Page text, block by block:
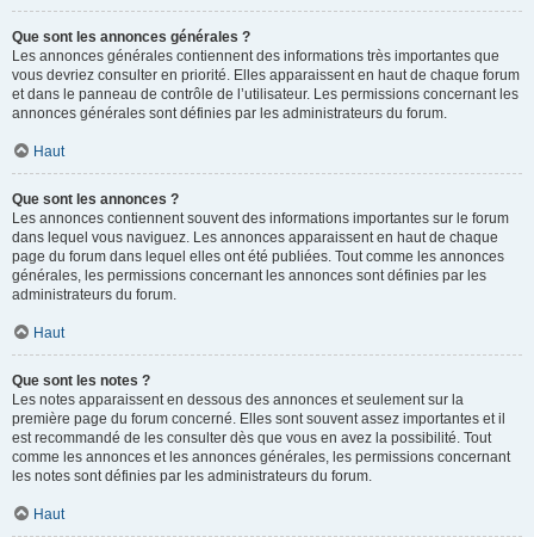
Que sont les annonces générales ?
Les annonces générales contiennent des informations très importantes que
vous devriez consulter en priorité. Elles apparaissent en haut de chaque forum
et dans le panneau de contrôle de l’utilisateur. Les permissions concernant les
annonces générales sont définies par les administrateurs du forum.
Haut
Que sont les annonces ?
Les annonces contiennent souvent des informations importantes sur le forum
dans lequel vous naviguez. Les annonces apparaissent en haut de chaque
page du forum dans lequel elles ont été publiées. Tout comme les annonces
générales, les permissions concernant les annonces sont définies par les
administrateurs du forum.
Haut
Que sont les notes ?
Les notes apparaissent en dessous des annonces et seulement sur la
première page du forum concerné. Elles sont souvent assez importantes et il
est recommandé de les consulter dès que vous en avez la possibilité. Tout
comme les annonces et les annonces générales, les permissions concernant
les notes sont définies par les administrateurs du forum.
Haut